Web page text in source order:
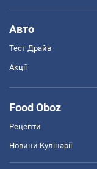
Авто
Тест Драйв
Акції
Food Oboz
Рецепти
Новини Кулінарії